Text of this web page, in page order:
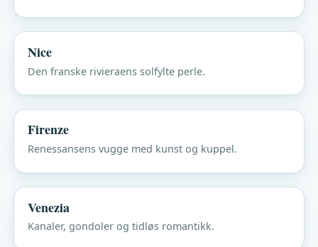
Nice
Den franske rivieraens solfylte perle.
Firenze
Renessansens vugge med kunst og kuppel.
Venezia
Kanaler, gondoler og tidløs romantikk.